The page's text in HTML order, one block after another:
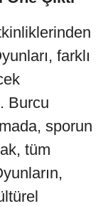
farklı
Burcu
sporun
tüm